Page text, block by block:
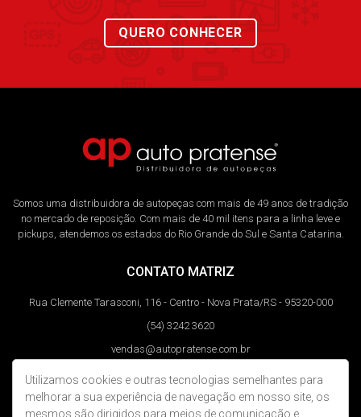
QUERO CONHECER
Somos uma distribuidora de autopeças com mais de 49 anos de tradição
no mercado de reposição. Com mais de 40 mil itens para a linha leve e
pickups, atendemos os estados do Rio Grande do Sul e Santa Catarina.
CONTATO MATRIZ
Rua Clemente Tarasconi, 116 - Centro - Nova Prata/RS - 95320-000
(54) 3242 3620
vendas@autopratense.com.br
REDES SOCIAIS
Utilizamos cookies e outras tecnologias semelhantes para
melhorar a sua experiência de navegação em nosso site, os
mesmos são dirigidos para meios de comunicação e